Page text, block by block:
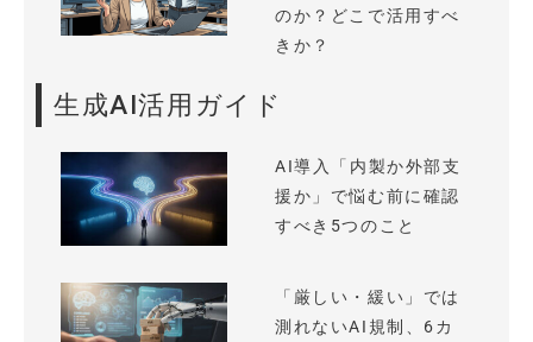
のか？どこで活用すべ
きか？
生成AI活用ガイド
AI導入「内製か外部支
援か」で悩む前に確認
すべき5つのこと
「厳しい・緩い」では
測れないAI規制、6カ